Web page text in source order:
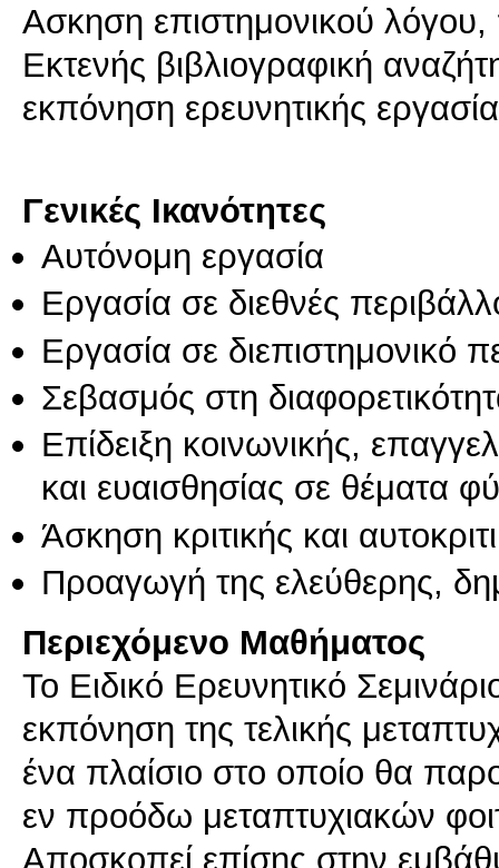
Ασκηση επιστημονικού
Εκτενής βιβλιογραφική
εκπόνηση ερευνητικής
Γενικές Ικανότητες
Αυτόνομη εργασία
Εργασία σε διεθνές
Εργασία σε διεπιστημονικό
Σεβασμός στη
Επίδειξη κοινωνικής,
και ευαισθησίας σε θέματα
Άσκηση κριτικής και
Προαγωγή της ελεύθερης,
Περιεχόμενο Μαθήματος
Το Ειδικό Ερευνητικό
εκπόνηση της τελικής
ένα πλαίσιο στο οποίο θα
εν προόδω μεταπτυχιακών
Αποσκοπεί επίσης στην